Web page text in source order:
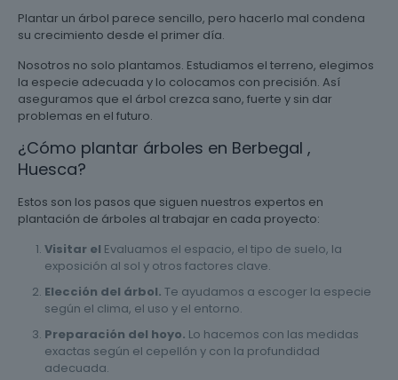
Plantar un árbol parece sencillo, pero hacerlo mal condena
su crecimiento desde el primer día.
Nosotros no solo plantamos. Estudiamos el terreno, elegimos
la especie adecuada y lo colocamos con precisión. Así
aseguramos que el árbol crezca sano, fuerte y sin dar
problemas en el futuro.
¿Cómo plantar árboles en Berbegal ,
Huesca?
Estos son los pasos que siguen nuestros expertos en
plantación de árboles al trabajar en cada proyecto:
Visitar el Evaluamos el espacio, el tipo de suelo, la
exposición al sol y otros factores clave.
Elección del árbol. Te ayudamos a escoger la especie
según el clima, el uso y el entorno.
Preparación del hoyo. Lo hacemos con las medidas
exactas según el cepellón y con la profundidad
adecuada.